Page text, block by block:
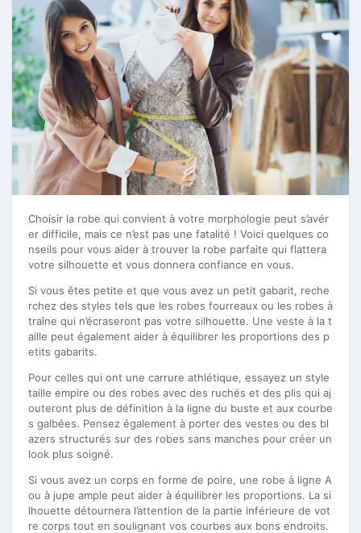
Choisir la robe qui convient à votre morphologie peut s’avér
er difficile, mais ce n’est pas une fatalité ! Voici quelques co
nseils pour vous aider à trouver la robe parfaite qui flattera
votre silhouette et vous donnera confiance en vous.
Si vous êtes petite et que vous avez un petit gabarit, reche
rchez des styles tels que les robes fourreaux ou les robes à
traîne qui n’écraseront pas votre silhouette. Une veste à la t
aille peut également aider à équilibrer les proportions des p
etits gabarits.
Pour celles qui ont une carrure athlétique, essayez un style
taille empire ou des robes avec des ruchés et des plis qui aj
outeront plus de définition à la ligne du buste et aux courbe
s galbées. Pensez également à porter des vestes ou des bl
azers structurés sur des robes sans manches pour créer un
look plus soigné.
Si vous avez un corps en forme de poire, une robe à ligne A
ou à jupe ample peut aider à équilibrer les proportions. La si
lhouette détournera l’attention de la partie inférieure de vot
re corps tout en soulignant vos courbes aux bons endroits.